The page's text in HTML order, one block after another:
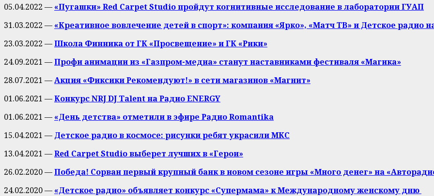
05.04.2022 — «Пугашки» Red Carpet Studio пройдут когнитивные исследование в лаборатории ГУАП
31.03.2022 — «Креативное вовлечение детей в спорт»: компания «Ярко», «Матч ТВ» и Детское
23.03.2022 —Школа Финника от ГК «Просвещение» и ГК «Рики»
24.09.2021 —Профи анимации из «Газпром-медиа» станут наставниками фестиваля «Магика»
28.07.2021 —Акция «Фиксики Рекомендуют!» в сети магазинов «Магнит»
01.06.2021 —Конкурс NRJ DJ Talent на Радио ENERGY
01.06.2021 — «День детства» отметили в эфире Радио Romantika
15.04.2021 — Детское радио в космосе: рисунки ребят украсили МКС
13.04.2021 —Red Carpet Studio выберет лучших в «Герои»
26.02.2020 —Победа! Сорван первый крупный банк в новом сезоне игры «Много денег» на
24.02.2020 — «Детское радио» объявляет конкурс «Супермама» к Международному женскому дню